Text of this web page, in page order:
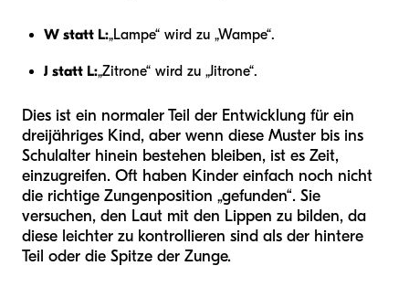
W statt L:„Lampe“ wird zu „Wampe“.
J statt L:„Zitrone“ wird zu „Jitrone“.
Dies ist ein normaler Teil der Entwicklung für ein
dreijähriges Kind, aber wenn diese Muster bis ins
Schulalter hinein bestehen bleiben, ist es Zeit,
einzugreifen. Oft haben Kinder einfach noch nicht
die richtige Zungenposition „gefunden“. Sie
versuchen, den Laut mit den Lippen zu bilden, da
diese leichter zu kontrollieren sind als der hintere
Teil oder die Spitze der Zunge.